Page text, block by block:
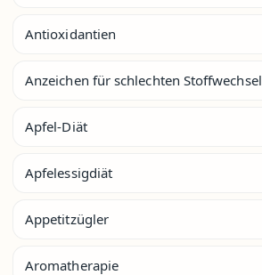
Antioxidantien
Anzeichen für schlechten Stoffwechsel
Apfel-Diät
Apfelessigdiät
Appetitzügler
Aromatherapie